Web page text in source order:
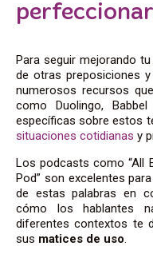
Para seguir mejorando
de otras preposiciones
numerosos recursos
como Duolingo,
específicas sobre estos
situaciones cotidianas y
Los podcasts como “All
Pod” son excelentes
de estas palabras en
cómo los hablantes
diferentes contextos te
sus matices de uso.